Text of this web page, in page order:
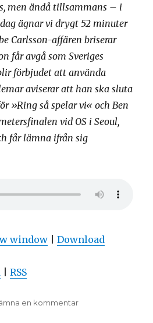
men ändå tillsammans – i
ägnar vi drygt 52 minuter
Carlsson-affären briserar
får avgå som Sveriges
förbjudet att använda
aviserar att han ska sluta
»Ring så spelar vi« och Ben
vid OS i Seoul,
får lämna ifrån sig
window |Download
|RSS
en kommentartill